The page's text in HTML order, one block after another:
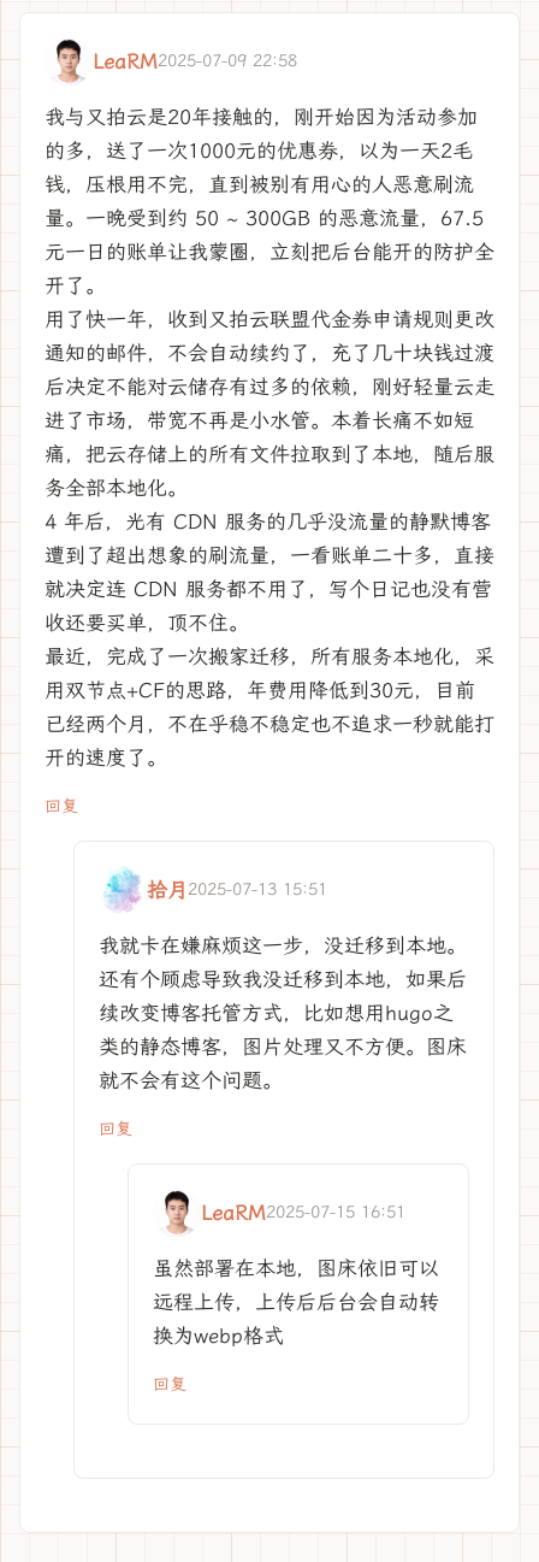
LeaRM2025-07-09 22:58
我与又拍云是20年接触的，刚开始因为活动参加
的多，送了一次1000元的优惠券，以为一天2毛
钱，压根用不完，直到被别有用心的人恶意刷流
量。一晚受到约 50 ~ 300GB 的恶意流量，67.5
元一日的账单让我蒙圈，立刻把后台能开的防护全
开了。
用了快一年，收到又拍云联盟代金券申请规则更改
通知的邮件，不会自动续约了，充了几十块钱过渡
后决定不能对云储存有过多的依赖，刚好轻量云走
进了市场，带宽不再是小水管。本着长痛不如短
痛，把云存储上的所有文件拉取到了本地，随后服
务全部本地化。
4 年后，光有 CDN 服务的几乎没流量的静默博客
遭到了超出想象的刷流量，一看账单二十多，直接
就决定连 CDN 服务都不用了，写个日记也没有营
收还要买单，顶不住。
最近，完成了一次搬家迁移，所有服务本地化，采
用双节点+CF的思路，年费用降低到30元，目前
已经两个月，不在乎稳不稳定也不追求一秒就能打
开的速度了。
回复
拾月 2025-07-13 15:51
我就卡在嫌麻烦这一步，没迁移到本地。
还有个顾虑导致我没迁移到本地，如果后
续改变博客托管方式，比如想用hugo之
类的静态博客，图片处理又不方便。图床
就不会有这个问题。
回复
LeaRM2025-07-15 16:51
虽然部署在本地，图床依旧可以
远程上传，上传后后台会自动转
换为webp格式
回复